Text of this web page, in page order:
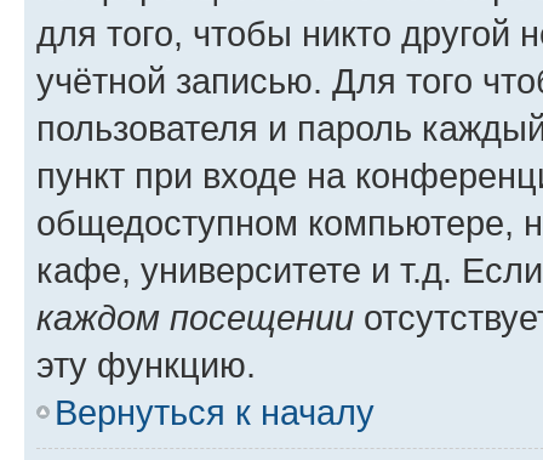
для того, чтобы никто другой
учётной записью. Для того
пользователя и пароль
пункт при входе на
общедоступном компьютере,
кафе, университете и т.д.
каждом посещении
эту функцию.
Вернуться к началу